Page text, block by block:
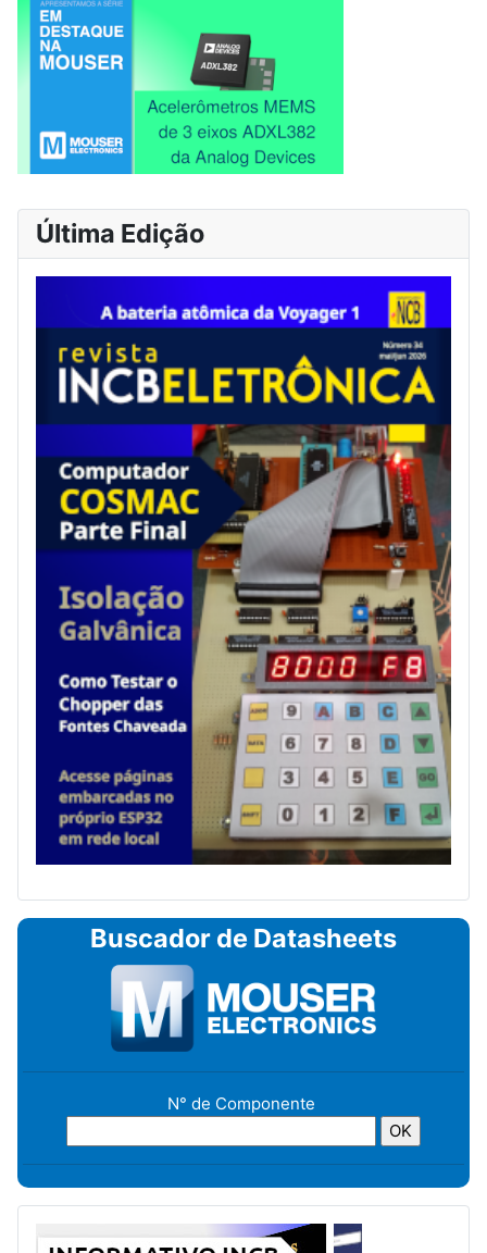
Última Edição
Buscador de Datasheets
N° de Componente